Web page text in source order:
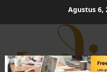
Agustus 6,